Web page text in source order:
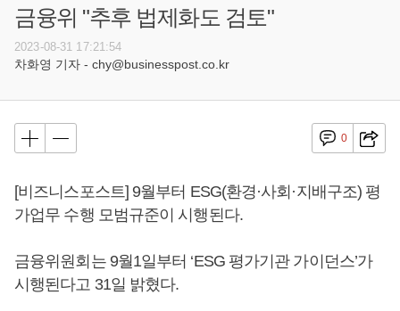
금융위 "추후 법제화도 검토"
2023-08-31 17:21:54
차화영 기자 - chy@businesspost.co.kr
0
[비즈니스포스트] 9월부터 ESG(환경·사회·지배구조) 평
가업무 수행 모범규준이 시행된다.
금융위원회는 9월1일부터 ‘ESG 평가기관 가이던스’가
시행된다고 31일 밝혔다.